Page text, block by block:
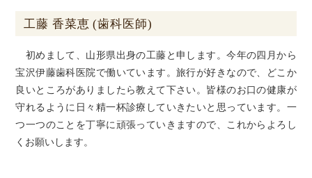
工藤 香菜恵 (歯科医師)
初めまして、山形県出身の工藤と申します。今年の四月から
宝沢伊藤歯科医院で働いています。旅行が好きなので、どこか
良いところがありましたら教えて下さい。皆様のお口の健康が
守れるように日々精一杯診療していきたいと思っています。一
つ一つのことを丁寧に頑張っていきますので、これからよろし
くお願いします。